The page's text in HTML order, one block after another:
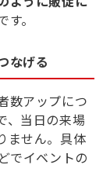
。
なげる
数アップにつ
、当日の来場
ません。具体
でイベントの